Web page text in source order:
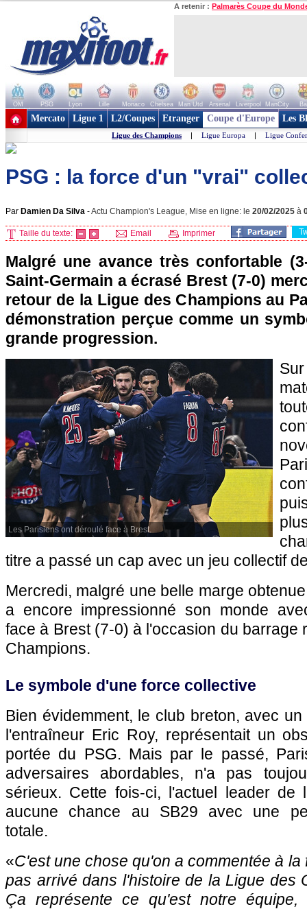
A retenir : Palmarès Coupe du
OM PSG Lyon Lille Monaco Chelsea Man Utd Arsenal Liverpool ManCity
+ de clubs
Mercato Ligue 1 L2/Coupes Etranger Coupe d'Europe Les
Ligue des Champions | Ligue Europa | Ligue
PSG : la force d'un "vrai"
Par Damien Da Silva -Actu Champion's League, Mise en ligne: le 20/02/2025 à
Taille du texte: Email Imprimer
Malgré une avance très confortable
Saint-Germain a écrasé Brest (7-0)
retour de la Ligue des Champions au
démonstration perçue comme un
grande progression.
Les Parisiens ont déroulé face à Brest.
titre a passé un cap avec un jeu collectif
Mercredi, malgré une belle marge
a encore impressionné son monde
face à Brest (7-0) à l'occasion du barrage
Champions.
Le symbole d'une force collective
Bien évidemment, le club breton, avec
l'entraîneur Eric Roy, représentait un
portée du PSG. Mais par le passé,
adversaires abordables, n'a pas
sérieux. Cette fois-ci, l'actuel leader
aucune chance au SB29 avec une
totale.
«C'est une chose qu'on a commentée à la
pas arrivé dans l'histoire de la Ligue des
Ça représente ce qu'est notre